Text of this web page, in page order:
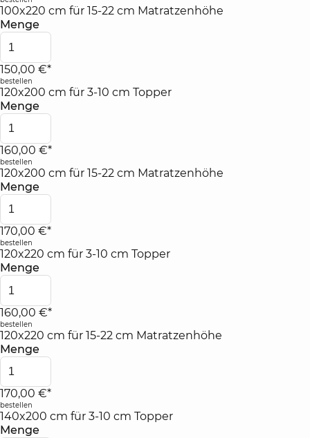
100x220 cm für 15-22 cm Matratzenhöhe
Menge
150,00 €*
bestellen
120x200 cm für 3-10 cm Topper
Menge
160,00 €*
bestellen
120x200 cm für 15-22 cm Matratzenhöhe
Menge
170,00 €*
bestellen
120x220 cm für 3-10 cm Topper
Menge
160,00 €*
bestellen
120x220 cm für 15-22 cm Matratzenhöhe
Menge
170,00 €*
bestellen
140x200 cm für 3-10 cm Topper
Menge